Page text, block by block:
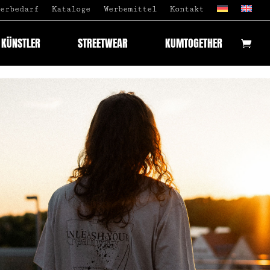
Kataloge Werbemittel Kontakt
STREETWEAR KUMTOGETHER